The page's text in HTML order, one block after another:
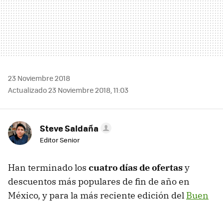
23 Noviembre 2018
Actualizado 23 Noviembre 2018, 11:03
Steve Saldaña
Editor Senior
Han terminado los cuatro días de ofertasy
descuentos más populares de fin de año en
México, y para la más reciente edición del Buen